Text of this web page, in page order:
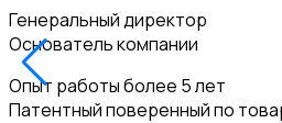
Генеральный директор
Основатель компании
Опыт работы более 5 лет
Патентный поверенный по